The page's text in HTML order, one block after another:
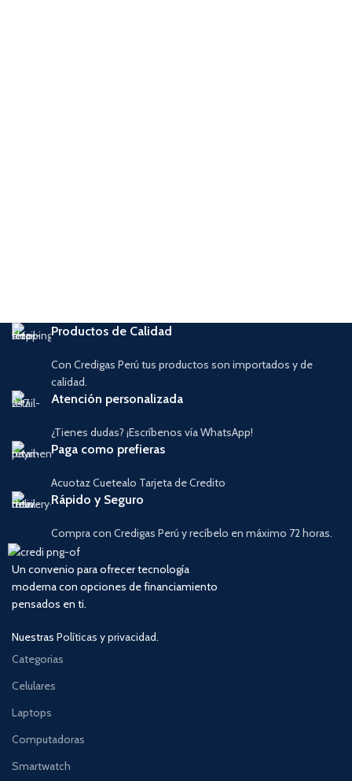
Productos de Calidad
Con Credigas Perú tus productos son importados y de
calidad.
Atención personalizada
¿Tienes dudas? ¡Escríbenos vía WhatsApp!
Paga como prefieras
Acuotaz Cuetealo Tarjeta de Credito
Rápido y Seguro
Compra con Credigas Perú y recíbelo en máximo 72 horas.
Un convenio para ofrecer tecnología
moderna con opciones de financiamiento
pensados en ti.
Nuestras Políticas y privacidad.
Categorias
Celulares
Laptops
Computadoras
Smartwatch